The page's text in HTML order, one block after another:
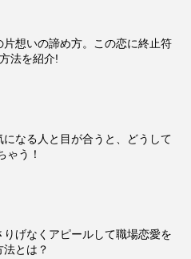
片想いの諦め方。この恋に終止符
法を紹介!
になる人と目が合うと、どうして
ゃう！
りげなくアピールして職場恋愛を
法とは？